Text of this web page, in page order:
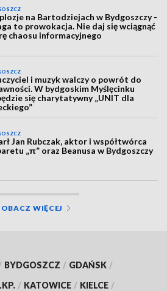
na Bartodziejach w Bydgoszczy -
to prowokacja. Nie daj się wciągnąć
chaosu informacyjnego
i muzyk walczy o powrót do
W bydgoskim Myślęcinku
się charytatywny „UNIT dla
Jan Rubczak, aktor i współtwórca
„π” oraz Beanusa w Bydgoszczy
WIĘCEJ
BYDGOSZCZ / GDAŃSK /
/ KATOWICE / KIELCE /